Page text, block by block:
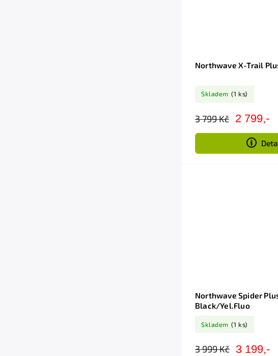
Northwave X-Trail
Skladem (1 ks)
3 799 Kč 2 799,-
Northwave Spider
Black/Yel.Fluo
Skladem (1 ks)
3 999 Kč 3 199,-